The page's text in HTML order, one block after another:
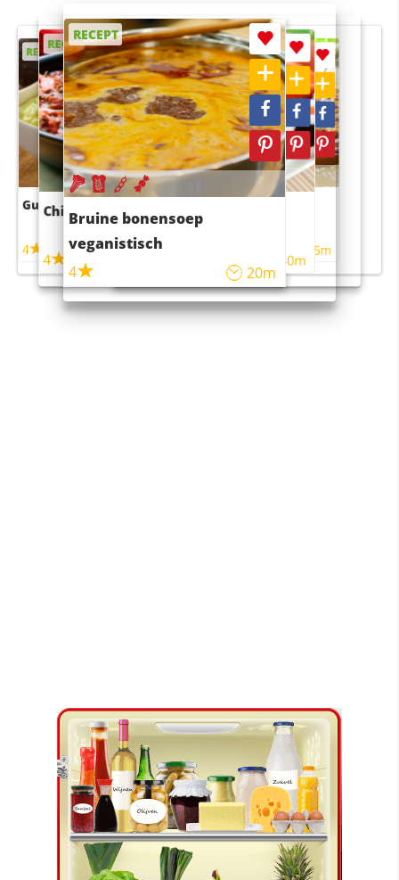
RECEPT
Guacamole
4
RECEPT
Chili con carne
4 45m
RECEPT
Bruine bonensoep
veganistisch
4
20m
RECEPT
Sushi rijstsalade
maaltijdsalade
40m
RECEPT
4 55m